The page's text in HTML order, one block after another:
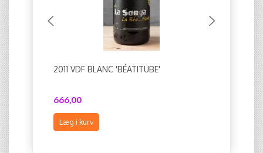
2011 VDF BLANC 'BÉATITUBE'
666,00
Læg i kurv
FRAKT
AV 13-18
Læg i